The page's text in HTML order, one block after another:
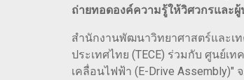
ถ่ายทอดองค์ความรู้ให้วิศวกรและ
สำนักงานพัฒนาวิทยาศาสตร์และเ
ประเทศไทย (TECE) ร่วมกับ ศูนย์เ
เคลื่อนไฟฟ้า (E-Drive Assembly)"